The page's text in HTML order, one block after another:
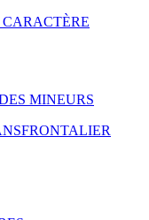
MINEURS